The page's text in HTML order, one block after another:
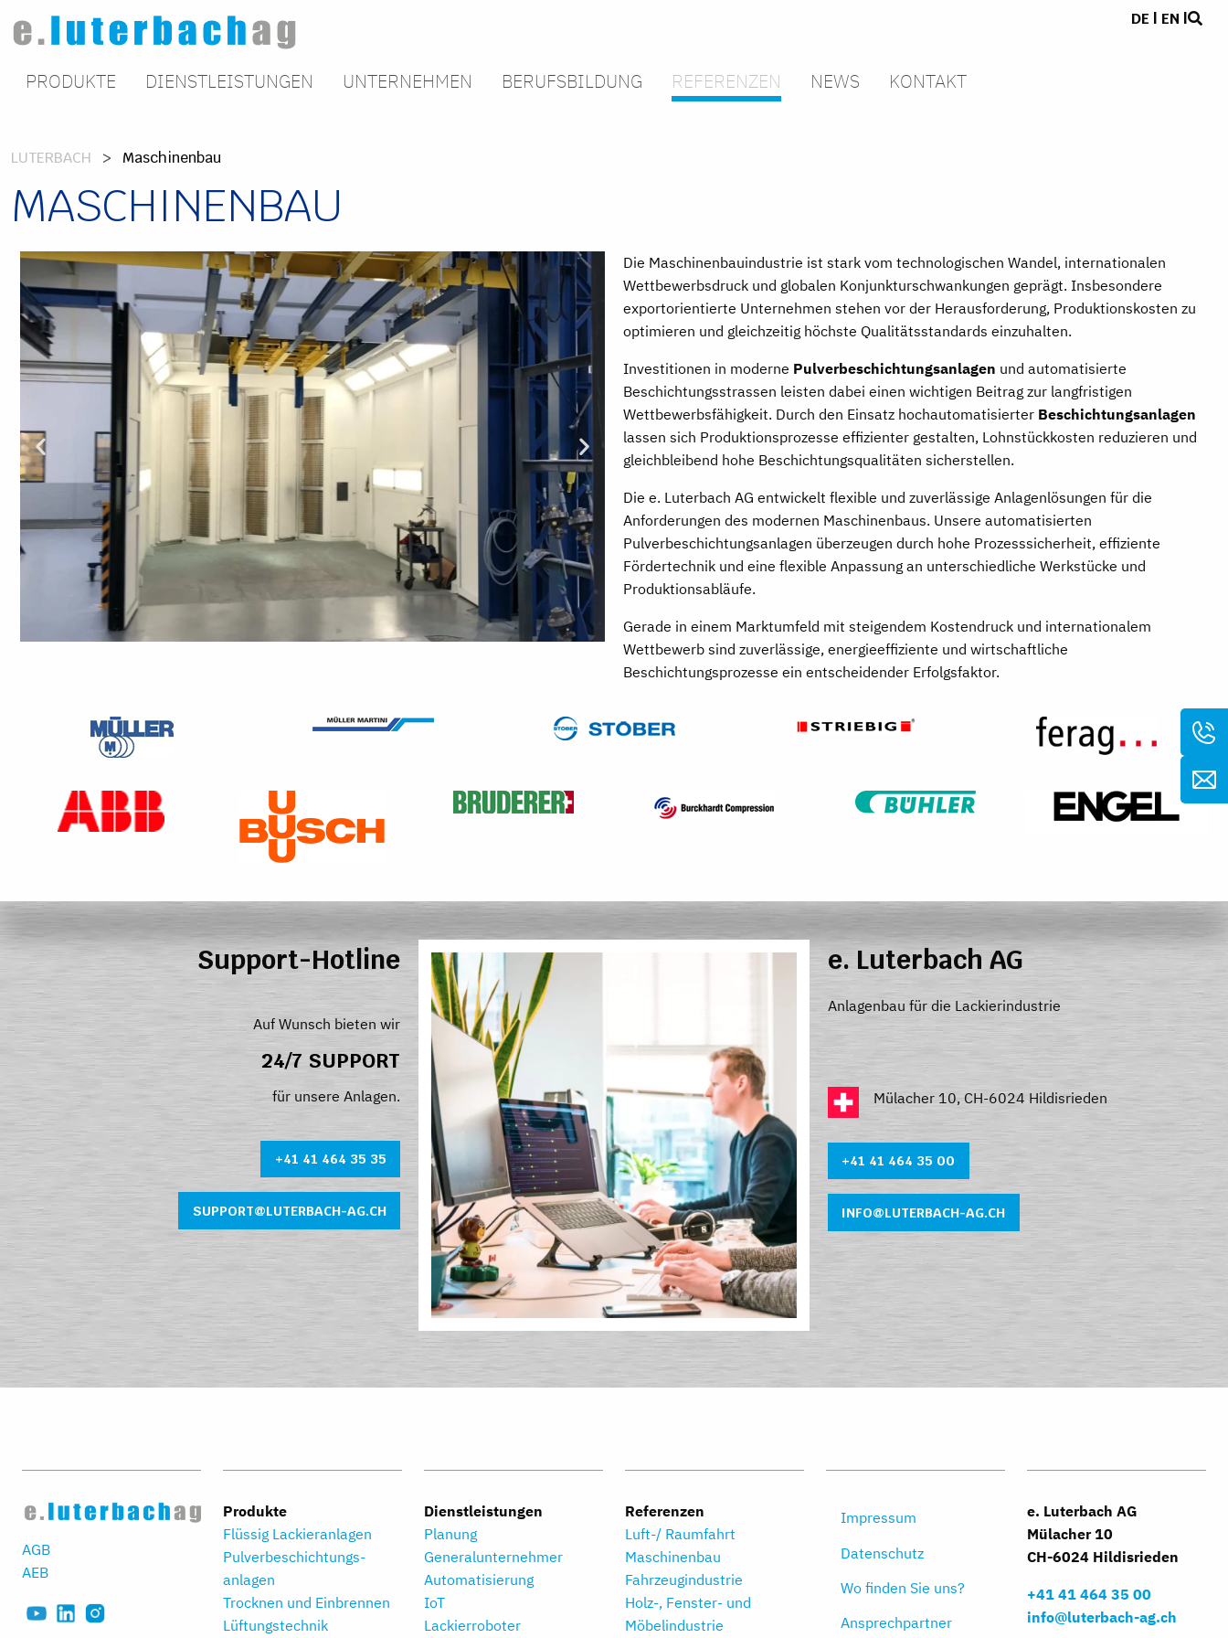
DE EN
PRODUKTE DIENSTLEISTUNGEN UNTERNEHMEN BERUFSBILDUNG REFERENZEN NEWS KONTAKT
LUTERBACH Maschinenbau
MASCHINENBAU
Die Maschinenbauindustrie ist stark vom technologischen Wandel, internationalen
Wettbewerbsdruck und globalen Konjunkturschwankungen geprägt. Insbesondere
exportorientierte Unternehmen stehen vor der Herausforderung, Produktionskosten zu
optimieren und gleichzeitig höchste Qualitätsstandards einzuhalten.
Investitionen in moderne Pulverbeschichtungsanlagen und automatisierte
Beschichtungsstrassen leisten dabei einen wichtigen Beitrag zur langfristigen
Wettbewerbsfähigkeit. Durch den Einsatz hochautomatisierter Beschichtungsanlagen
lassen sich Produktionsprozesse effizienter gestalten, Lohnstückkosten reduzieren und
gleichbleibend hohe Beschichtungsqualitäten sicherstellen.
Die e. Luterbach AG entwickelt flexible und zuverlässige Anlagenlösungen für die
Anforderungen des modernen Maschinenbaus. Unsere automatisierten
Pulverbeschichtungsanlagen überzeugen durch hohe Prozesssicherheit, effiziente
Fördertechnik und eine flexible Anpassung an unterschiedliche Werkstücke und
Produktionsabläufe.
Gerade in einem Marktumfeld mit steigendem Kostendruck und internationalem
Wettbewerb sind zuverlässige, energieeffiziente und wirtschaftliche
Beschichtungsprozesse ein entscheidender Erfolgsfaktor.
Support-Hotline
Auf Wunsch bieten wir
24/7 SUPPORT
für unsere Anlagen.
+41 41 464 35 35
SUPPORT@LUTERBACH-AG.CH
e. Luterbach AG
Anlagenbau für die Lackierindustrie
Mülacher 10, CH-6024 Hildisrieden
+41 41 464 35 00
INFO@LUTERBACH-AG.CH
AGB
AEB
Produkte
Flüssig Lackieranlagen
Pulverbeschichtungs­
anlagen
Trocknen und Einbrennen
Lüftungstechnik
Dienstleistungen
Planung
Generalunternehmer
Automatisierung
IoT
Lackierroboter
Referenzen
Luft-/ Raumfahrt
Maschinenbau
Fahrzeugindustrie
Holz-, Fenster- und
Möbelindustrie
Impressum
Datenschutz
Wo finden Sie uns?
Ansprechpartner
e. Luterbach AG
Mülacher 10
CH-6024 Hildisrieden
+41 41 464 35 00
info@luterbach-ag.ch